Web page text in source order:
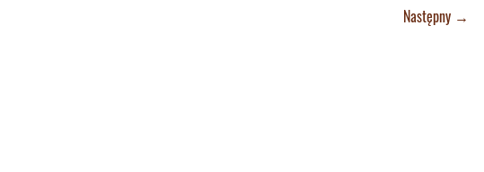
Następny→